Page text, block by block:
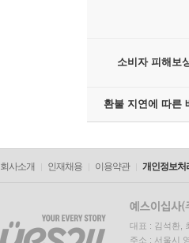
소비자 피해보
환불 지연에 따른
회사소개 인재채용 이용약관 개인정보처
대표 : 김석환,
주소 : 서울시